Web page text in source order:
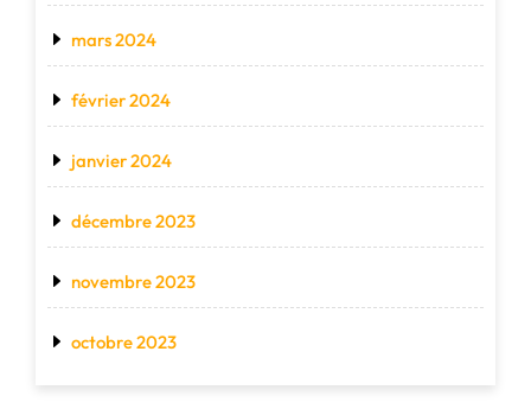
mars 2024
février 2024
janvier 2024
décembre 2023
novembre 2023
octobre 2023